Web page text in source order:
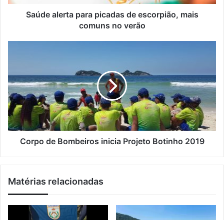
a
i
l
r
p
i
c
a
d
a
s
Saúde alerta para picadas de escorpião, mais
comuns no verão
p
o
d
e
B
o
r
o
Corpo de Bombeiros inicia Projeto Botinho 2019
Matérias relacionadas